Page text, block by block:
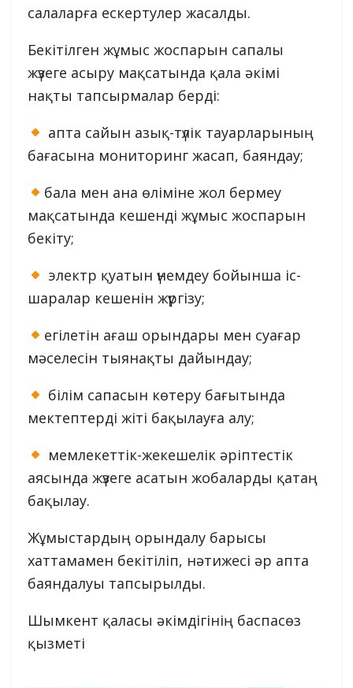
салаларға ескертулер жасалды.
Бекітілген жұмыс жоспарын сапалы
жүзеге асыру мақсатында қала әкімі
нақты тапсырмалар берді:
апта сайын азық-түлік тауарларының
бағасына мониторинг жасап, баяндау;
бала мен ана өліміне жол бермеу
мақсатында кешенді жұмыс жоспарын
бекіту;
электр қуатын үнемдеу бойынша іс-
шаралар кешенін жүргізу;
егілетін ағаш орындары мен суағар
мәселесін тыянақты дайындау;
білім сапасын көтеру бағытында
мектептерді жіті бақылауға алу;
мемлекеттік-жекешелік әріптестік
аясында жүзеге асатын жобаларды қатаң
бақылау.
Жұмыстардың орындалу барысы
хаттамамен бекітіліп, нәтижесі әр апта
баяндалуы тапсырылды.
Шымкент қаласы әкімдігінің баспасөз
қызметі